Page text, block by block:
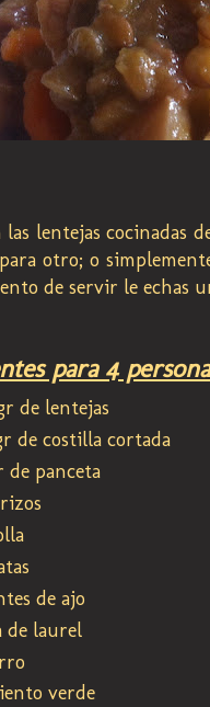
las lentejas cocinadas
otro; o
de servir le echas
para 4
de lentejas
de costilla cortada
de panceta
de ajo
de laurel
verde